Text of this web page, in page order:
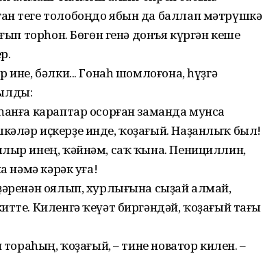
теге толобоңдо ябын да баллап мәтрүшкә
торһон. Бөгөн генә донъя күргән кеше
бәлки... Гонаһ шомлоғона, һүҙгә
караптар осорған заманда мунса
иҫкерҙе инде, ҡоҙағый. Наҙанлыҡ был!
инең, ҡәйнәм, саҡ ҡына. Пенициллин,
нәмә кәрәк уға!
оялып, хурлығына сыҙай алмай,
Киленгә ҡеүәт биргәндәй, ҡоҙағый тағы
ҡоҙағый, – тине новатор килен. –